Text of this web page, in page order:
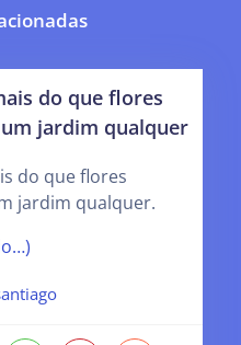
do que flores
jardim qualquer
do que flores
jardim qualquer.